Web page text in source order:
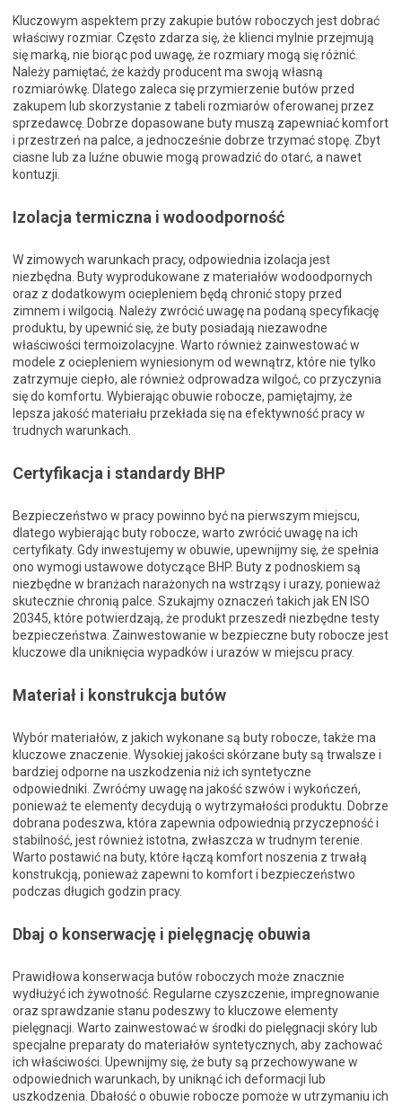
Kluczowym aspektem przy zakupie butów roboczych jest dobrać
właściwy rozmiar. Często zdarza się, że klienci mylnie przejmują
się marką, nie biorąc pod uwagę, że rozmiary mogą się różnić.
Należy pamiętać, że każdy producent ma swoją własną
rozmiarówkę. Dlatego zaleca się przymierzenie butów przed
zakupem lub skorzystanie z tabeli rozmiarów oferowanej przez
sprzedawcę. Dobrze dopasowane buty muszą zapewniać komfort
i przestrzeń na palce, a jednocześnie dobrze trzymać stopę. Zbyt
ciasne lub za luźne obuwie mogą prowadzić do otarć, a nawet
kontuzji.
Izolacja termiczna i wodoodporność
W zimowych warunkach pracy, odpowiednia izolacja jest
niezbędna. Buty wyprodukowane z materiałów wodoodpornych
oraz z dodatkowym ociepleniem będą chronić stopy przed
zimnem i wilgocią. Należy zwrócić uwagę na podaną specyfikację
produktu, by upewnić się, że buty posiadają niezawodne
właściwości termoizolacyjne. Warto również zainwestować w
modele z ociepleniem wyniesionym od wewnątrz, które nie tylko
zatrzymuje ciepło, ale również odprowadza wilgoć, co przyczynia
się do komfortu. Wybierając obuwie robocze, pamiętajmy, że
lepsza jakość materiału przekłada się na efektywność pracy w
trudnych warunkach.
Certyfikacja i standardy BHP
Bezpieczeństwo w pracy powinno być na pierwszym miejscu,
dlatego wybierając buty robocze, warto zwrócić uwagę na ich
certyfikaty. Gdy inwestujemy w obuwie, upewnijmy się, że spełnia
ono wymogi ustawowe dotyczące BHP. Buty z podnoskiem są
niezbędne w branżach narażonych na wstrząsy i urazy, ponieważ
skutecznie chronią palce. Szukajmy oznaczeń takich jak EN ISO
20345, które potwierdzają, że produkt przeszedł niezbędne testy
bezpieczeństwa. Zainwestowanie w bezpieczne buty robocze jest
kluczowe dla uniknięcia wypadków i urazów w miejscu pracy.
Materiał i konstrukcja butów
Wybór materiałów, z jakich wykonane są buty robocze, także ma
kluczowe znaczenie. Wysokiej jakości skórzane buty są trwalsze i
bardziej odporne na uszkodzenia niż ich syntetyczne
odpowiedniki. Zwróćmy uwagę na jakość szwów i wykończeń,
ponieważ te elementy decydują o wytrzymałości produktu. Dobrze
dobrana podeszwa, która zapewnia odpowiednią przyczepność i
stabilność, jest również istotna, zwłaszcza w trudnym terenie.
Warto postawić na buty, które łączą komfort noszenia z trwałą
konstrukcją, ponieważ zapewni to komfort i bezpieczeństwo
podczas długich godzin pracy.
Dbaj o konserwację i pielęgnację obuwia
Prawidłowa konserwacja butów roboczych może znacznie
wydłużyć ich żywotność. Regularne czyszczenie, impregnowanie
oraz sprawdzanie stanu podeszwy to kluczowe elementy
pielęgnacji. Warto zainwestować w środki do pielęgnacji skóry lub
specjalne preparaty do materiałów syntetycznych, aby zachować
ich właściwości. Upewnijmy się, że buty są przechowywane w
odpowiednich warunkach, by uniknąć ich deformacji lub
uszkodzenia. Dbałość o obuwie robocze pomoże w utrzymaniu ich